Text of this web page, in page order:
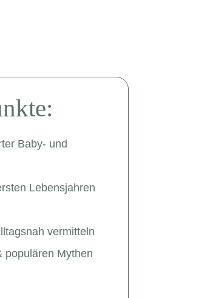
Baby- und
Lebensjahren
vermitteln
populären Mythen